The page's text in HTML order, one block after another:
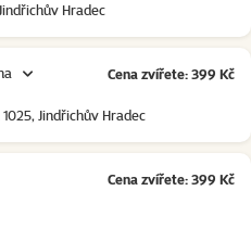
Hradec
Jindřichův Hradec
Cena zvířete: 399 Kč
Cena zvířete: 399 Kč